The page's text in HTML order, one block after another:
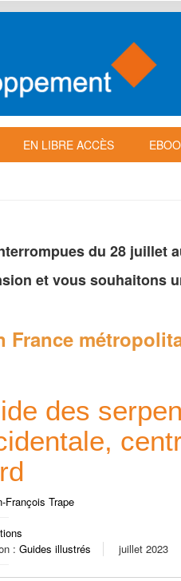
EN LIBRE ACCÈS
du 28 juillet
et vous souhaitons
France
des
François Trape
: Guides illustrés juillet 2023